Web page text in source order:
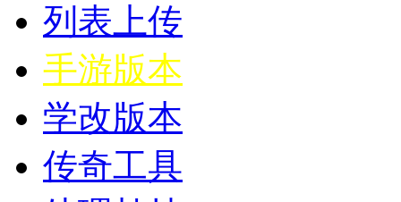
列表上传
手游版本
学改版本
传奇工具